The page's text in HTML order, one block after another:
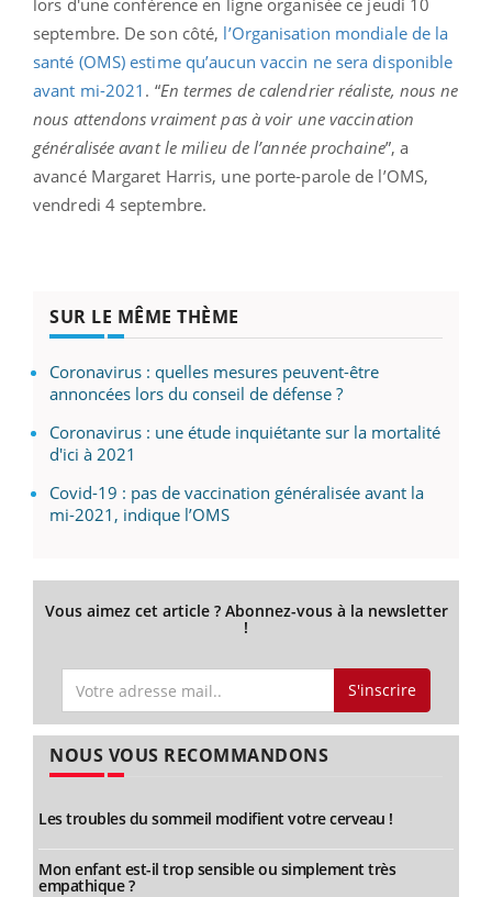
septembre. De son côté, l’Organisation mondiale de la
santé (OMS) estime qu’aucun vaccin ne sera disponible
avant mi-2021 . “En termes de calendrier réaliste, nous ne
nous attendons vraiment pas à voir une vaccination
généralisée avant le milieu de l’année prochaine”, a
avancé Margaret Harris, une porte-parole de l’OMS,
vendredi 4 septembre.
SUR LE MÊME THÈME
Coronavirus : quelles mesures peuvent-être
annoncées lors du conseil de défense ?
Coronavirus : une étude inquiétante sur la mortalité
d'ici à 2021
Covid-19 : pas de vaccination généralisée avant la
mi-2021, indique l’OMS
Vous aimez cet article ? Abonnez-vous à la newsletter
!
S'inscrire
NOUS VOUS RECOMMANDONS
Les troubles du sommeil modifient votre cerveau !
Mon enfant est-il trop sensible ou simplement très
empathique ?